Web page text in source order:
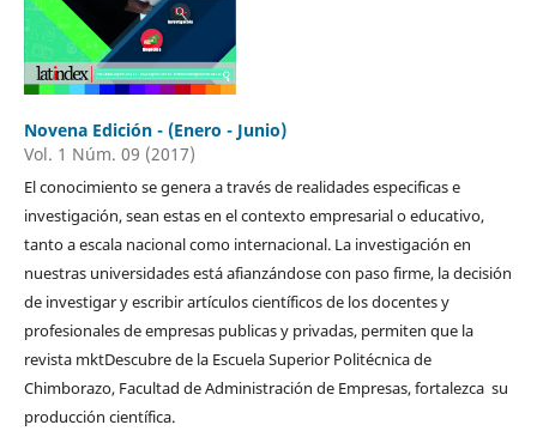
Novena Edición - (Enero - Junio)
Vol. 1 Núm. 09 (2017)
El conocimiento se genera a través de realidades especificas e
investigación, sean estas en el contexto empresarial o educativo,
tanto a escala nacional como internacional. La investigación en
nuestras universidades está afianzándose con paso firme, la decisión
de investigar y escribir artículos científicos de los docentes y
profesionales de empresas publicas y privadas, permiten que la
revista mktDescubre de la Escuela Superior Politécnica de
Chimborazo, Facultad de Administración de Empresas, fortalezca su
producción científica.